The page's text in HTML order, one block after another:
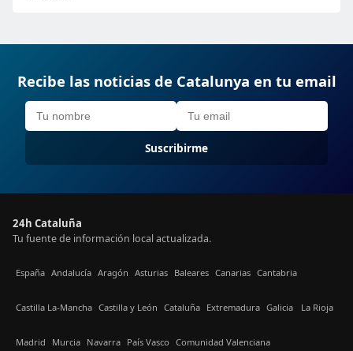
Recibe las noticias de Catalunya en tu email
Suscribirme
24h Cataluña
Tu fuente de información local actualizada.
España Andalucía Aragón Asturias Baleares Canarias Cantabria
Castilla La-Mancha Castilla y León Cataluña Extremadura Galicia La Rioja
Madrid Murcia Navarra País Vasco Comunidad Valenciana